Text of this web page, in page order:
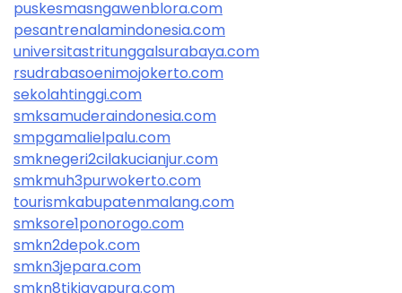
puskesmasngawenblora.com
pesantrenalamindonesia.com
universitastritunggalsurabaya.com
rsudrabasoenimojokerto.com
sekolahtinggi.com
smksamuderaindonesia.com
smpgamalielpalu.com
smknegeri2cilakucianjur.com
smkmuh3purwokerto.com
tourismkabupatenmalang.com
smksore1ponorogo.com
smkn2depok.com
smkn3jepara.com
smkn8tikjayapura.com